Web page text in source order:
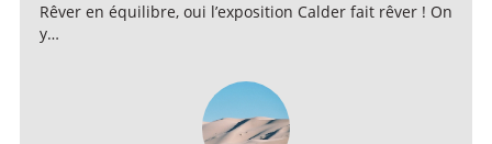
Rêver en équilibre, oui l’exposition Calder fait rêver ! On
y…